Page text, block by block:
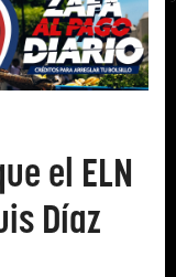
el ELN
Díaz